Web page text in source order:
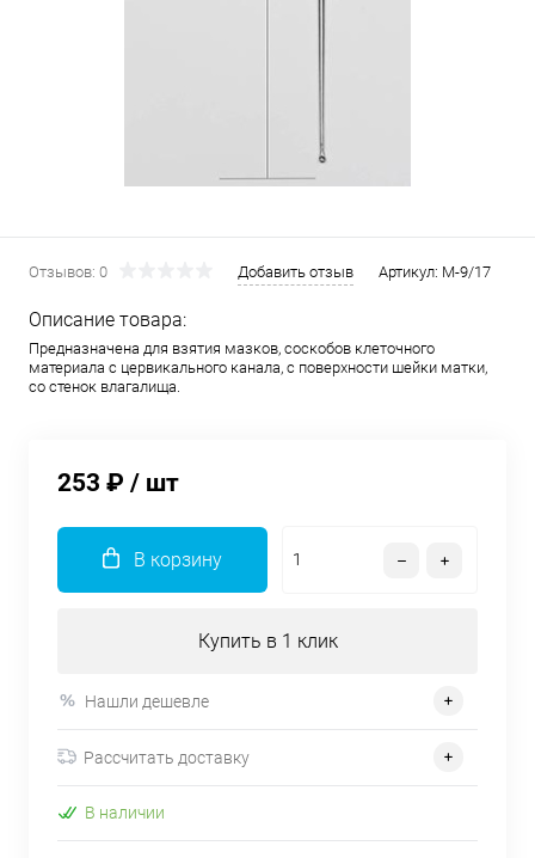
Отзывов: 0 Добавить отзыв Артикул: М-9/17
Описание товара:
Предназначена для взятия мазков, соскобов клеточного
материала с цервикального канала, с поверхности шейки матки,
со стенок влагалища.
253 ₽ / шт
В корзину
Купить в 1 клик
Нашли дешевле
Рассчитать доставку
В наличии